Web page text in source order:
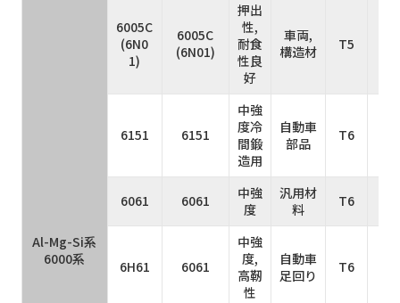
Al-Mg-Si系
6000系
6005C
(6N0
1)
6005C
(6N01)
押出
性,
耐食
性良
好
車両,
構造材
T5
6151 6151
中強
度冷
間鍛
造用
自動車
部品
T6
6061 6061
中強
度
汎用材
料
T6
6H61 6061
中強
度,
高靭
性
自動車
足回り
T6